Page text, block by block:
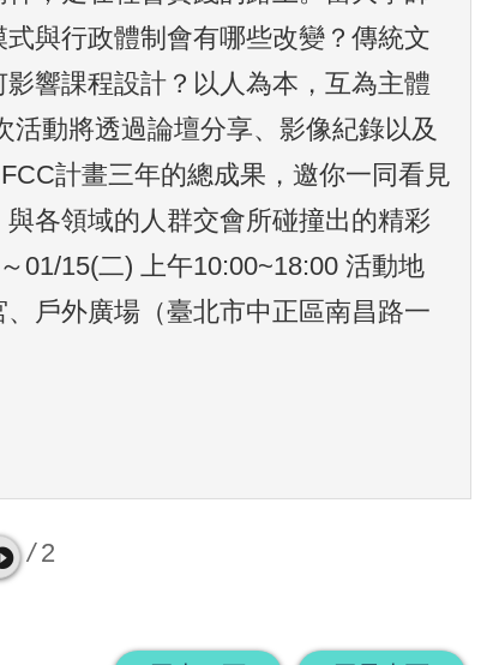
與行政體制會有哪些改變？傳統文
響課程設計？以人為本，互為主體
動將透過論壇分享、影像紀錄以及
計畫三年的總成果，邀你一同看見
各領域的人群交會所碰撞出的精彩
01/15(二) 上午10:00~18:00 活動地
戶外廣場（臺北市中正區南昌路一
/ 2